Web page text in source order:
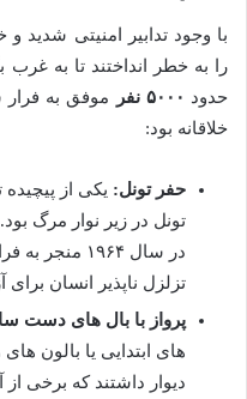
با وجود تدابیر امنیتی
حدود ۵۰۰۰ نفر
موفق به
خلاقانه بود:
حفر تونل: یکی از
تزلزل ناپذیر انسان برای
پرواز با بال های دست
های ابتدایی یا بالون
دیوار داشتند که برخی